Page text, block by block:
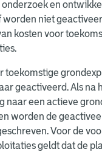
onderzoek en
worden niet
kosten voor
toekomstige
geactiveerd. Als na
naar een actieve
worden de
Voor de
geldt dat de